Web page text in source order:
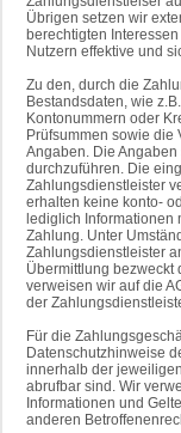
Übrigen setzen wir
berechtigten
Nutzern effektive und
Zu den, durch die
Bestandsdaten, wie
Kontonummern oder
Prüfsummen sowie die
Angaben. Die
durchzuführen. Die
Zahlungsdienstleister
erhalten keine konto-
lediglich Informationen
Zahlung. Unter
Zahlungsdienstleister
Übermittlung bezweckt
verweisen wir auf die
der
Für die
Datenschutzhinweise
innerhalb der
abrufbar sind. Wir
Informationen und
anderen